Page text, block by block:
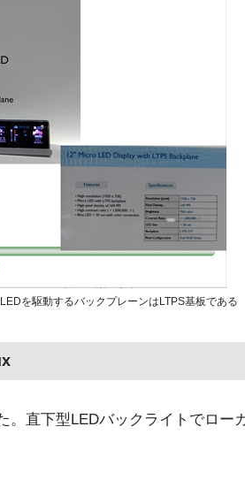
を駆動するバックプレーンはLTPS基板である
。直下型LEDバックライトでロー